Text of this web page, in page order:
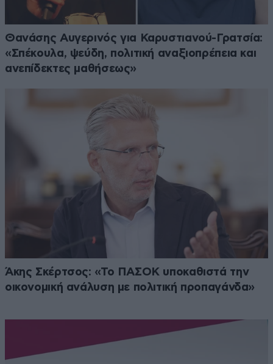
Θανάσης Αυγερινός για Καρυστιανού-Γρατσία:
«Σπέκουλα, ψεύδη, πολιτική αναξιοπρέπεια και
ανεπίδεκτες μαθήσεως»
Άκης Σκέρτσος: «Το ΠΑΣΟΚ υποκαθιστά την
οικονομική ανάλυση με πολιτική προπαγάνδα»